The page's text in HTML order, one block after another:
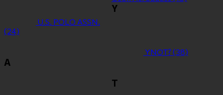
U.S. POLO ASSN.
(24)
Y
YNOT? (38)
Α
Τ